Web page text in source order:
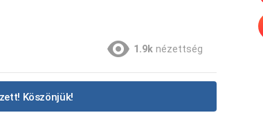
1.9k nézettség
Köszönjük!